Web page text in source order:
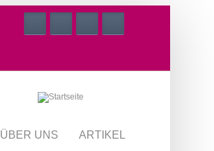
ÜBER UNS ARTIKEL